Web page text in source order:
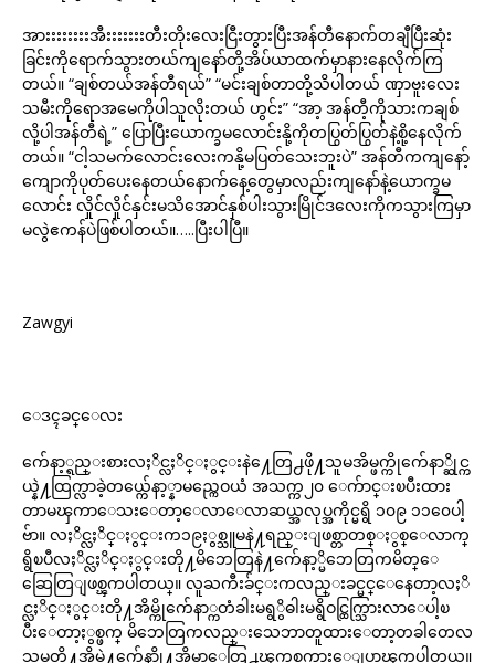
အားးးးးးးးအီးးးးးးးတီးတိုးလေးငြီးတွားပြီးအန်တီနောက်တချီပြီးဆုံး
ခြင်းကိုရောက်သွားတယ်ကျနော်တို့အိပ်ယာထက်မှာနားနေလိုက်ကြ
တယ်။ “ချစ်တယ်အန်တီရယ်” “မင်းချစ်တာတို့သိပါတယ် ဏှာဗူးလေး
သမီးကိုရောအမေကိုပါသူလိုးတယ် ဟွင်း” “အာ့ အန်တီ့ကိုသားကချစ်
လို့ပါအန်တီရဲ့” ပြောပြီးယောက္ခမလောင်းနို့ကိုတပြွတ်ပြွတ်နဲ့စို့နေလိုက်
တယ်။ “ငါ့သမက်လောင်းလေးကနို့မပြတ်သေးဘူးပဲ” အန်တီကကျနော့်
ကျောကိုပုတ်ပေးနေတယ်နောက်နေ့တွေမှာလည်းကျနော်နဲ့ယောက္ခမ
လောင်း လှိုင်လှိုင်နှင်းမသိအောင်နှစ်ပါးသွားမြိုင်ဒလေးကိုကသွားကြမှာ
မလွဲဧကန်ပဲဖြစ်ပါတယ်။…..ပြီးပါပြီ။
Zawgyi
ေဒၚခင္ေလး
က်ေနာ့္ရည္းစားလႈိင္လႈိင္ႏွင္းနဲ႔ေတြ႕ဖို႔သူမအိမ္ဖက္ကိုက်ေနာ္ဆိုင္က
ယ္နဲ႔ထြက္လာခဲ့တယ္က်ေနာ့္နာမည္ကေဝယံ အသက္က၂၀ ေက်ာင္းၿပီးထား
တာမၾကာေသးေတာ့ေလာေလာဆယ္အလုပ္အကိုင္မရွိ ၁၀၉ ၁၁၀ေပါ့
ဗ်ာ။ လႈိင္လႈိင္ႏွင္းက၁၉ႏွစ္သူမနဲ႔ရည္းျဖစ္တာတစ္ႏွစ္ေလာက္
ရွိၿပီလႈိင္လႈိင္ႏွင္းတို႔မိဘေတြနဲ႔က်ေနာ့္မိဘေတြကမိတ္ေ
ဆြေတြျဖစ္ၾကပါတယ္။ လူႀကီးခ်င္းကလည္းခင္မင္ေနေတာ့လႈိ
င္လႈိင္ႏွင္းတို႔အိမ္ကိုက်ေနာ္ကတံခါးမရွွိဓါးမရွိဝင္ထြက္သြားလာေပါ့ၿ
ပီးေတာ့ႏွစ္ဖက္ မိဘေတြကလည္းသေဘာတူထားေတာ့တခါတေလ
သူမတို႔အိမ္နဲ႔က်ေနာ္တို႔အိမ္မွာေတြ႕ၾကစကားေျပာၾကပါတယ္။